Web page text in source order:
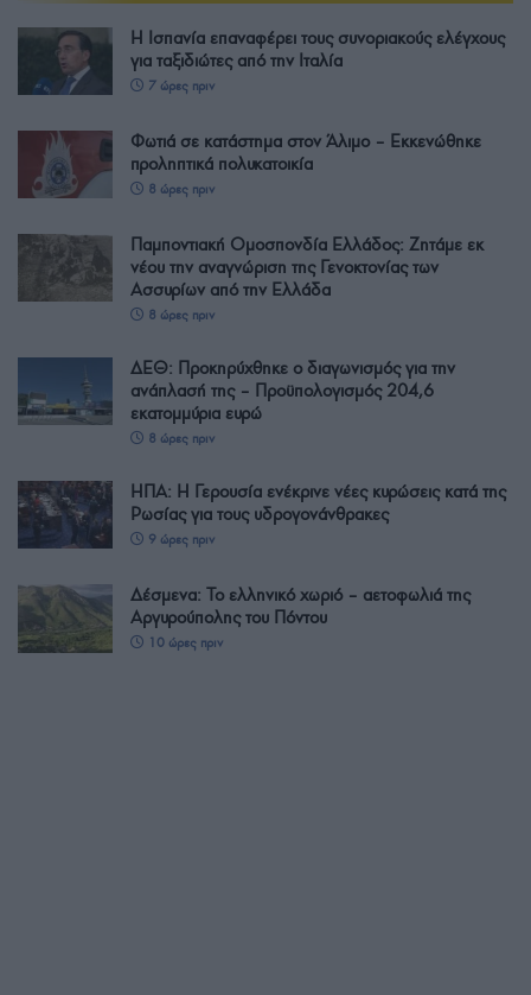
Η Ισπανία επαναφέρει τους συνοριακούς ελέγχους
για ταξιδιώτες από την Ιταλία
7 ώρες πριν
Φωτιά σε κατάστημα στον Άλιμο – Εκκενώθηκε
προληπτικά πολυκατοικία
8 ώρες πριν
Παμποντιακή Ομοσπονδία Ελλάδος: Ζητάμε εκ
νέου την αναγνώριση της Γενοκτονίας των
Ασσυρίων από την Ελλάδα
8 ώρες πριν
ΔΕΘ: Προκηρύχθηκε ο διαγωνισμός για την
ανάπλασή της – Προϋπολογισμός 204,6
εκατομμύρια ευρώ
8 ώρες πριν
ΗΠΑ: Η Γερουσία ενέκρινε νέες κυρώσεις κατά της
Ρωσίας για τους υδρογονάνθρακες
9 ώρες πριν
Δέσμενα: Το ελληνικό χωριό – αετοφωλιά της
Αργυρούπολης του Πόντου
10 ώρες πριν